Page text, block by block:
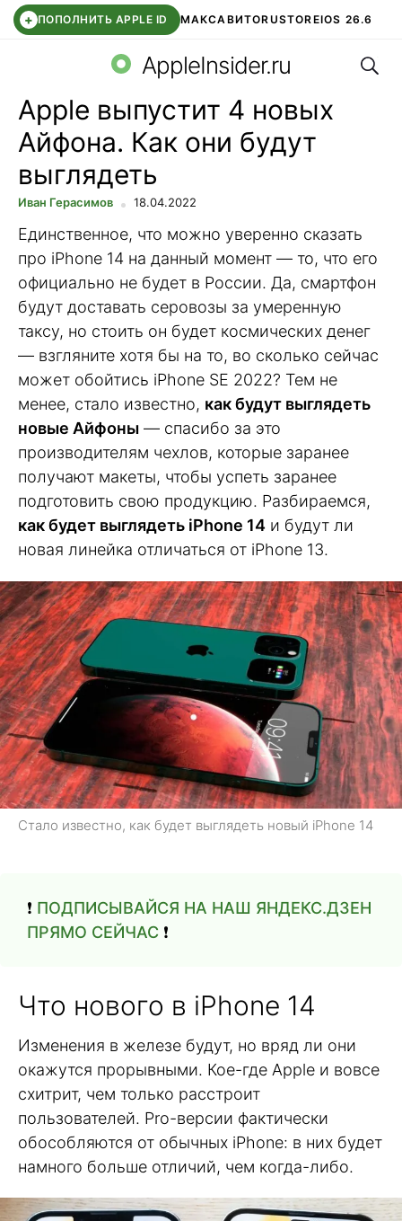
+ ПОПОЛНИТЬ APPLE ID МАКСАВИТОRUSTOREIOS 26.6
СБЕР КИДС ВТБ ОНЛАЙН ЧАТ В ROBLOX
AppleInsider.ru
Apple выпустит 4 новых
Айфона. Как они будут
выглядеть
Иван Герасимов 18.04.2022
Единственное, что можно уверенно сказать
про iPhone 14 на данный момент — то, что его
официально не будет в России. Да, смартфон
будут доставать серовозы за умеренную
таксу, но стоить он будет космических денег
— взгляните хотя бы на то, во сколько сейчас
может обойтись iPhone SE 2022? Тем не
менее, стало известно, как будут выглядеть
новые Айфоны — спасибо за это
производителям чехлов, которые заранее
получают макеты, чтобы успеть заранее
подготовить свою продукцию. Разбираемся,
как будет выглядеть iPhone 14 и будут ли
новая линейка отличаться от iPhone 13.
Стало известно, как будет выглядеть новый iPhone 14
❗️ ПОДПИСЫВАЙСЯ НА НАШ ЯНДЕКС.ДЗЕН
ПРЯМО СЕЙЧАС ❗️
Что нового в iPhone 14
Изменения в железе будут, но вряд ли они
окажутся прорывными. Кое-где Apple и вовсе
схитрит, чем только расстроит
пользователей. Pro-версии фактически
обособляются от обычных iPhone: в них будет
намного больше отличий, чем когда-либо.